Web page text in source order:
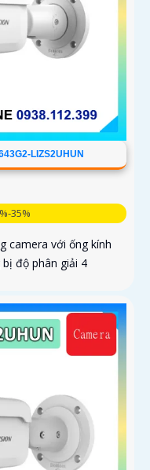
LIZS2UHUN
35%
camera với ống kính
độ phân giải 4